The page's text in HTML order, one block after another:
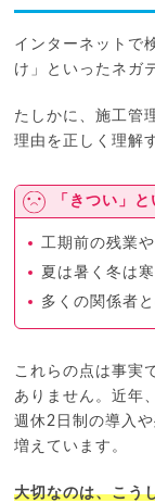
インターネットで
け」といったネガ
たしかに、施工管
理由を正しく理解
「きつい」
工期前の残業
夏は暑く冬は
多くの関係者
これらの点は事実
ありません。近年
週休2日制の導入
増えています。
大切なのは、こう